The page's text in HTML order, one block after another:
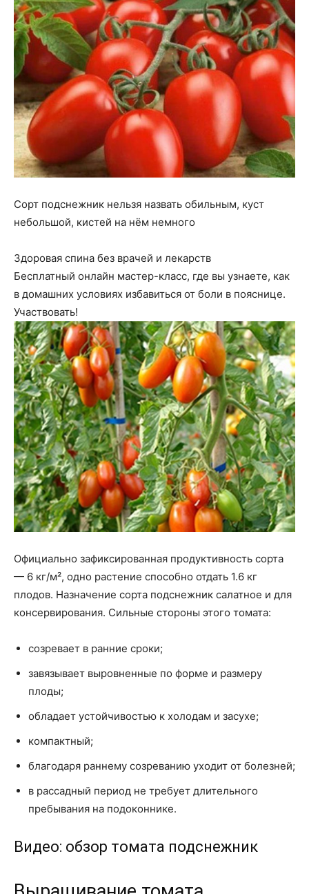
Сорт подснежник нельзя назвать обильным, куст
небольшой, кистей на нём немного
Здоровая спина без врачей и лекарств
Бесплатный онлайн мастер-класс, где вы узнаете, как
в домашних условиях избавиться от боли в пояснице.
Участвовать!
Официально зафиксированная продуктивность сорта
— 6 кг/м², одно растение способно отдать 1.6 кг
плодов. Назначение сорта подснежник салатное и для
консервирования. Сильные стороны этого томата:
созревает в ранние сроки;
завязывает выровненные по форме и размеру
плоды;
обладает устойчивостью к холодам и засухе;
компактный;
благодаря раннему созреванию уходит от болезней;
в рассадный период не требует длительного
пребывания на подоконнике.
Видео: обзор томата подснежник